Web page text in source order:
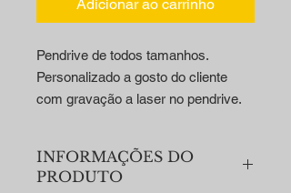
Adicionar ao carrinho
Pendrive de todos tamanhos.
Personalizado a gosto do cliente
com gravação a laser no pendrive.
INFORMAÇÕES DO
PRODUTO